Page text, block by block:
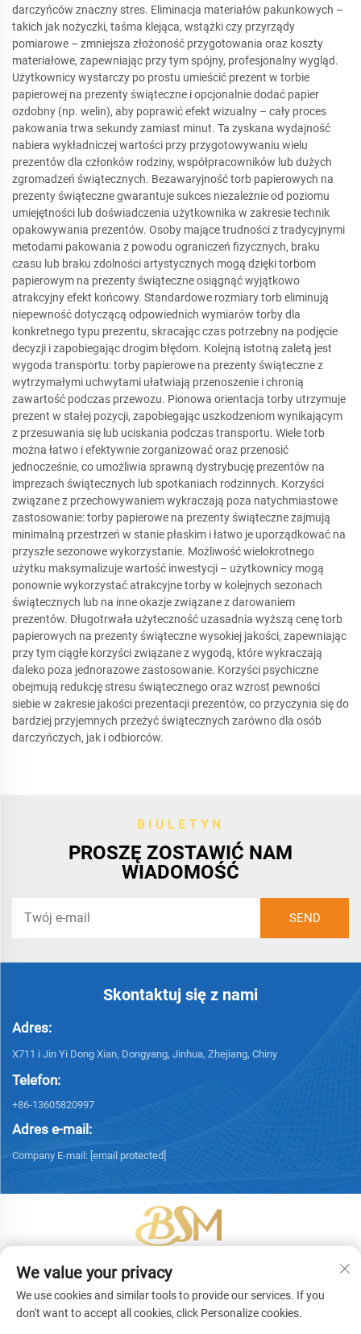
darczyńców znaczny stres. Eliminacja materiałów pakunkowych –
takich jak nożyczki, taśma klejąca, wstążki czy przyrządy
pomiarowe – zmniejsza złożoność przygotowania oraz koszty
materiałowe, zapewniając przy tym spójny, profesjonalny wygląd.
Użytkownicy wystarczy po prostu umieścić prezent w torbie
papierowej na prezenty świąteczne i opcjonalnie dodać papier
ozdobny (np. welin), aby poprawić efekt wizualny – cały proces
pakowania trwa sekundy zamiast minut. Ta zyskana wydajność
nabiera wykładniczej wartości przy przygotowywaniu wielu
prezentów dla członków rodziny, współpracowników lub dużych
zgromadzeń świątecznych. Bezawaryjność torb papierowych na
prezenty świąteczne gwarantuje sukces niezależnie od poziomu
umiejętności lub doświadczenia użytkownika w zakresie technik
opakowywania prezentów. Osoby mające trudności z tradycyjnymi
metodami pakowania z powodu ograniczeń fizycznych, braku
czasu lub braku zdolności artystycznych mogą dzięki torbom
papierowym na prezenty świąteczne osiągnąć wyjątkowo
atrakcyjny efekt końcowy. Standardowe rozmiary torb eliminują
niepewność dotyczącą odpowiednich wymiarów torby dla
konkretnego typu prezentu, skracając czas potrzebny na podjęcie
decyzji i zapobiegając drogim błędom. Kolejną istotną zaletą jest
wygoda transportu: torby papierowe na prezenty świąteczne z
wytrzymałymi uchwytami ułatwiają przenoszenie i chronią
zawartość podczas przewozu. Pionowa orientacja torby utrzymuje
prezent w stałej pozycji, zapobiegając uszkodzeniom wynikającym
z przesuwania się lub uciskania podczas transportu. Wiele torb
można łatwo i efektywnie zorganizować oraz przenosić
jednocześnie, co umożliwia sprawną dystrybucję prezentów na
imprezach świątecznych lub spotkaniach rodzinnych. Korzyści
związane z przechowywaniem wykraczają poza natychmiastowe
zastosowanie: torby papierowe na prezenty świąteczne zajmują
minimalną przestrzeń w stanie płaskim i łatwo je uporządkować na
przyszłe sezonowe wykorzystanie. Możliwość wielokrotnego
użytku maksymalizuje wartość inwestycji – użytkownicy mogą
ponownie wykorzystać atrakcyjne torby w kolejnych sezonach
świątecznych lub na inne okazje związane z darowaniem
prezentów. Długotrwała użyteczność uzasadnia wyższą cenę torb
papierowych na prezenty świąteczne wysokiej jakości, zapewniając
przy tym ciągłe korzyści związane z wygodą, które wykraczają
daleko poza jednorazowe zastosowanie. Korzyści psychiczne
obejmują redukcję stresu świątecznego oraz wzrost pewności
siebie w zakresie jakości prezentacji prezentów, co przyczynia się do
bardziej przyjemnych przeżyć świątecznych zarówno dla osób
darczyńczych, jak i odbiorców.
BIULETYN
PROSZĘ ZOSTAWIĆ NAM
WIADOMOŚĆ
Skontaktuj się z nami
Adres:
X711 i Jin Yi Dong Xian, Dongyang, Jinhua, Zhejiang, Chiny
Telefon:
+86-13605820997
Adres e-mail:
Company E-mail: [email protected]
Copyright © 2026 Yiwu Bingsheng Packaging Technology Co., Ltd.
Wszelkie prawa zastrzeżone. -Polityka prywatności
We value your privacy
We use cookies and similar tools to provide our services. If you
don't want to accept all cookies, click Personalize cookies.